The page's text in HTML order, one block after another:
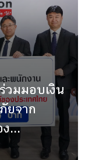
วมมอบเงิน
ยจาก